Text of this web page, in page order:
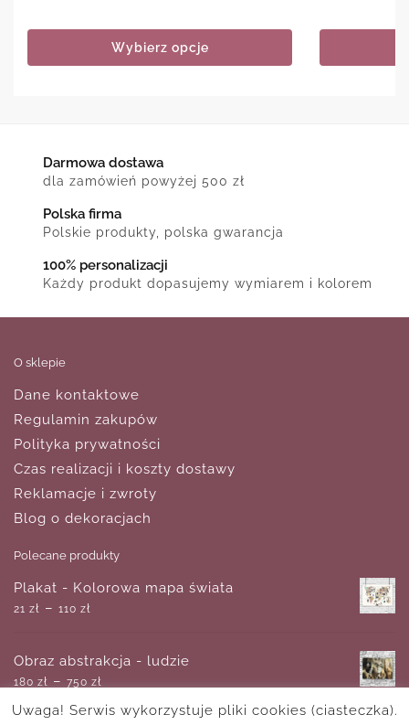
Wybierz opcje
Darmowa dostawa
dla zamówień powyżej 500 zł
Polska firma
Polskie produkty, polska gwarancja
100% personalizacji
Każdy produkt dopasujemy wymiarem i kolorem
O sklepie
Dane kontaktowe
Regulamin zakupów
Polityka prywatności
Czas realizacji i koszty dostawy
Reklamacje i zwroty
Blog o dekoracjach
Polecane produkty
Plakat - Kolorowa mapa świata
21 zł – 110 zł
Obraz abstrakcja - ludzie
180 zł – 750 zł
Uwaga! Serwis wykorzystuje pliki cookies (ciasteczka).